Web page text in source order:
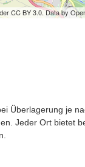
CC BY 3.0. Data by
Überlagerung je
Jeder Ort bietet